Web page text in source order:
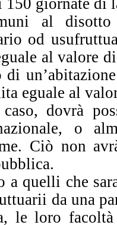
150 giornate di
al
od
al valore
di
eguale al
dovrà
o
Ciò non
a quelli che
da una
le loro